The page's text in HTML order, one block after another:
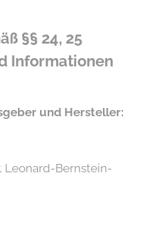
§§ 24, 25
Informationen
und Hersteller:
Leonard-Bernstein-